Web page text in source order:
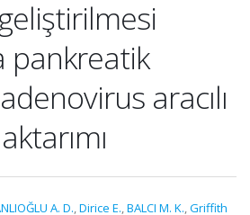
pankreatik
aracılı
A. D.,Dirice E.,BALCI M. K.,Griffith